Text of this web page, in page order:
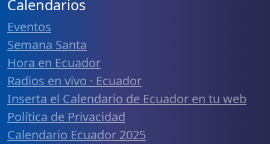
Calendarios
Eventos
Semana Santa
Hora en Ecuador
Radios en vivo · Ecuador
Inserta el Calendario de Ecuador en tu web
Política de Privacidad
Calendario Ecuador 2025